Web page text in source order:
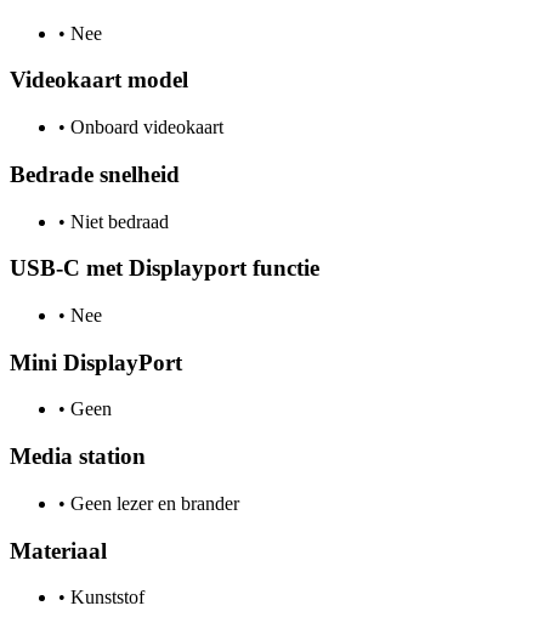
• Nee
Videokaart model
• Onboard videokaart
Bedrade snelheid
• Niet bedraad
USB-C met Displayport functie
• Nee
Mini DisplayPort
• Geen
Media station
• Geen lezer en brander
Materiaal
• Kunststof